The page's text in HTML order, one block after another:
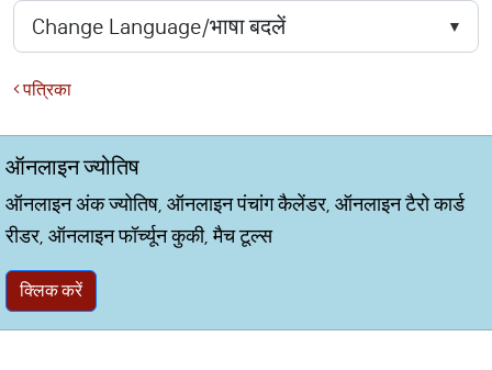
पत्रिका
ऑनलाइन ज्योतिष
ऑनलाइन अंक ज्योतिष, ऑनलाइन पंचांग कैलेंडर, ऑनलाइन टैरो कार्ड
रीडर, ऑनलाइन फॉर्च्यून कुकी, मैच टूल्स
क्लिक करें